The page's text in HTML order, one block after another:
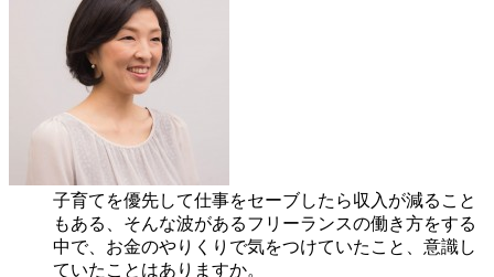
子育てを優先して仕事をセーブしたら収入が減ること
もある、そんな波があるフリーランスの働き方をする
中で、お金のやりくりで気をつけていたこと、意識し
ていたことはありますか。